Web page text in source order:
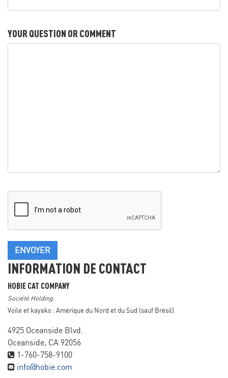
YOUR QUESTION OR COMMENT
ENVOYER
INFORMATION DE CONTACT
HOBIE CAT COMPANY
Société Holding
Voile et kayaks : Amérique du Nord et du Sud (sauf Brésil)
4925 Oceanside Blvd.
Oceanside, CA 92056
1-760-758-9100
info@hobie.com